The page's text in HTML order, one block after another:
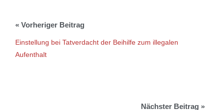
Einstellung bei Tatverdacht der Beihilfe zum illegalen
Aufenthalt